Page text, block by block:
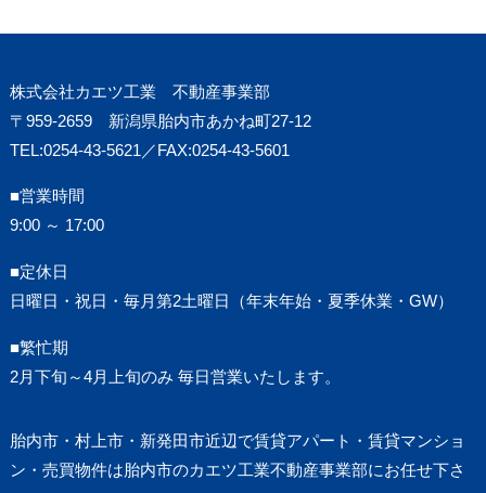
株式会社カエツ工業 不動産事業部
〒959-2659 新潟県胎内市あかね町27-12
TEL:0254-43-5621／FAX:0254-43-5601
■営業時間
9:00 ～ 17:00
■定休日
日曜日・祝日・毎月第2土曜日（年末年始・夏季休業・GW）
■繁忙期
2月下旬～4月上旬のみ 毎日営業いたします。
胎内市・村上市・新発田市近辺で賃貸アパート・賃貸マンショ
ン・売買物件は胎内市のカエツ工業不動産事業部にお任せ下さ